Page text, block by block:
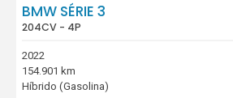
BMW SÉRIE 3
204CV - 4P
2022
154.901 km
Híbrido (Gasolina)